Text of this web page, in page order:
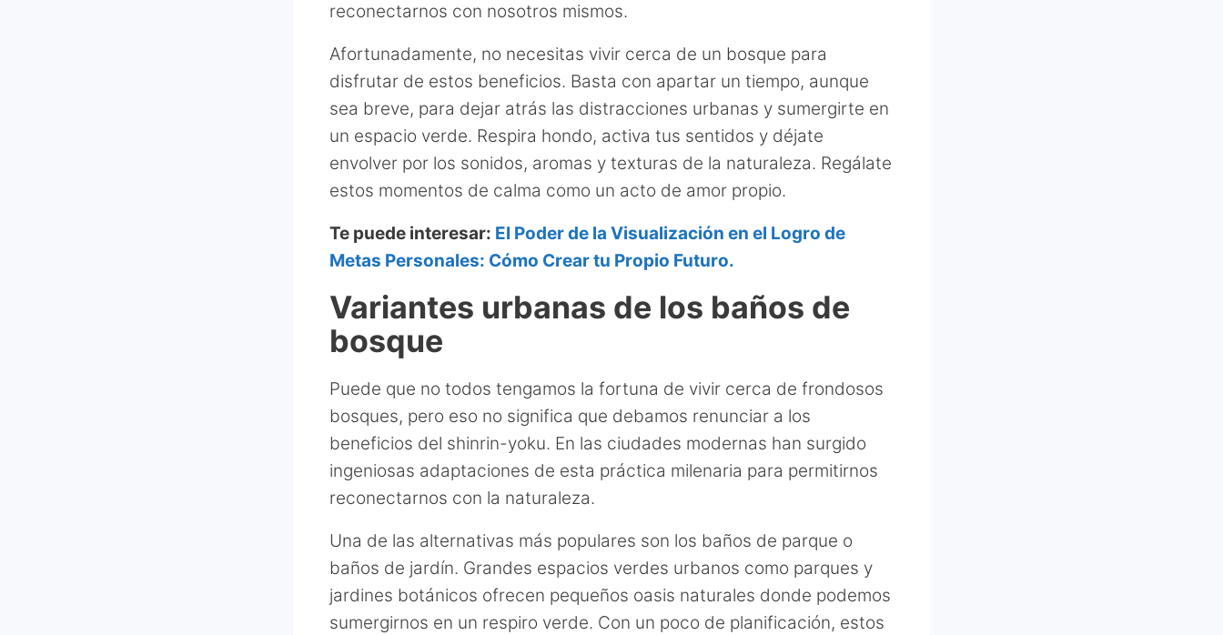
reconectarnos con nosotros mismos.
Afortunadamente, no necesitas vivir cerca de un bosque para
disfrutar de estos beneficios. Basta con apartar un tiempo, aunque
sea breve, para dejar atrás las distracciones urbanas y sumergirte en
un espacio verde. Respira hondo, activa tus sentidos y déjate
envolver por los sonidos, aromas y texturas de la naturaleza. Regálate
estos momentos de calma como un acto de amor propio.
Te puede interesar: El Poder de la Visualización en el Logro de
Metas Personales: Cómo Crear tu Propio Futuro.
Variantes urbanas de los baños de
bosque
Puede que no todos tengamos la fortuna de vivir cerca de frondosos
bosques, pero eso no significa que debamos renunciar a los
beneficios del shinrin-yoku. En las ciudades modernas han surgido
ingeniosas adaptaciones de esta práctica milenaria para permitirnos
reconectarnos con la naturaleza.
Una de las alternativas más populares son los baños de parque o
baños de jardín. Grandes espacios verdes urbanos como parques y
jardines botánicos ofrecen pequeños oasis naturales donde podemos
sumergirnos en un respiro verde. Con un poco de planificación, estos